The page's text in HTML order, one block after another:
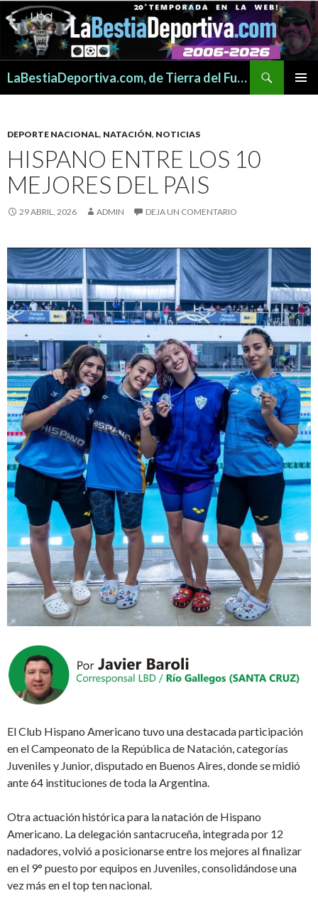
LaBestiaDeportiva.com, de Tierra del Fuego para todo el mundo
DEPORTE NACIONAL, NATACIÓN, NOTICIAS
HISPANO ENTRE LOS 10
MEJORES DEL PAIS
29 ABRIL, 2026 ADMIN DEJA UN COMENTARIO
El Club Hispano Americano tuvo una destacada participación
en el Campeonato de la República de Natación, categorías
Juveniles y Junior, disputado en Buenos Aires, donde se midió
ante 64 instituciones de toda la Argentina.
Otra actuación histórica para la natación de Hispano
Americano. La delegación santacruceña, integrada por 12
nadadores, volvió a posicionarse entre los mejores al finalizar
en el 9° puesto por equipos en Juveniles, consolidándose una
vez más en el top ten nacional.